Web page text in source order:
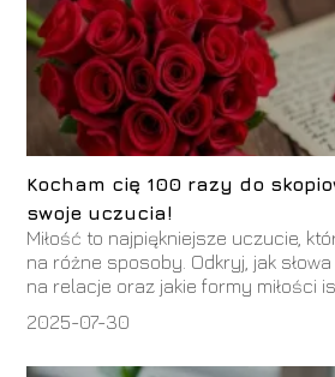
Kocham cię 100 razy do
swoje uczucia!
Miłość to najpiękniejsze uczucie,
na różne sposoby. Odkryj, jak
na relacje oraz jakie formy miłości
2025-07-30